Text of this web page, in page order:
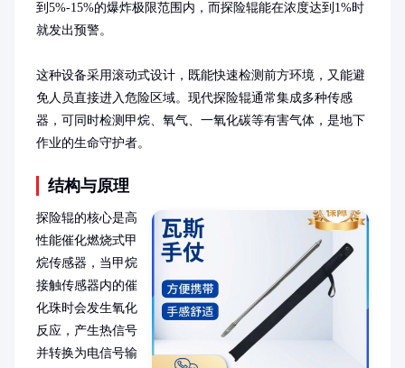
到5%-15%的爆炸极限范围内，而探险辊能在浓度达到1%时
就发出预警。
这种设备采用滚动式设计，既能快速检测前方环境，又能避
免人员直接进入危险区域。现代探险辊通常集成多种传感
器，可同时检测甲烷、氧气、一氧化碳等有害气体，是地下
作业的生命守护者。
结构与原理
探险辊的核心是高
性能催化燃烧式甲
烷传感器，当甲烷
接触传感器内的催
化珠时会发生氧化
反应，产生热信号
并转换为电信号输